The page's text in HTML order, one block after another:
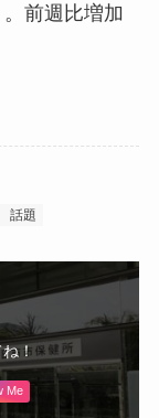
前週比増加
話題
！
Me